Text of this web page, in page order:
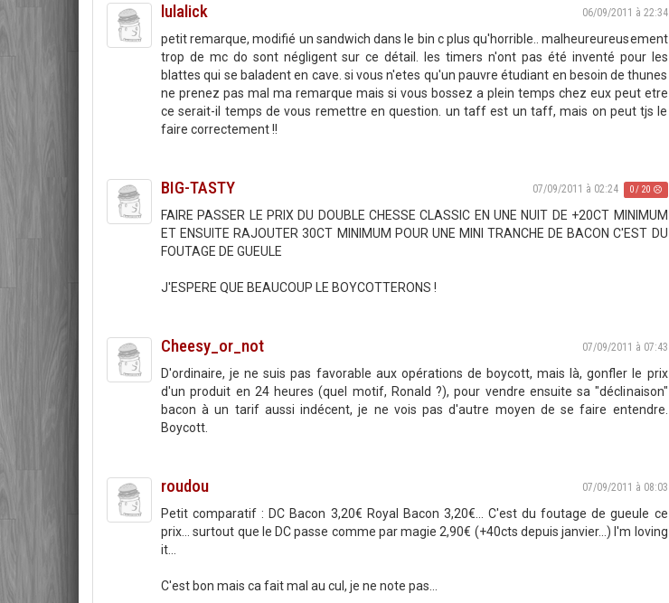
lulalick 06/09/2011 à 22:34
petit remarque, modifié un sandwich dans le bin c plus qu'horrible.. malheureureusement
trop de mc do sont négligent sur ce détail. les timers n'ont pas été inventé pour les
blattes qui se baladent en cave. si vous n'etes qu'un pauvre étudiant en besoin de thunes
ne prenez pas mal ma remarque mais si vous bossez a plein temps chez eux peut etre
ce serait-il temps de vous remettre en question. un taff est un taff, mais on peut tjs le
faire correctement !!
BIG-TASTY 07/09/2011 à 02:24 0 / 20
FAIRE PASSER LE PRIX DU DOUBLE CHESSE CLASSIC EN UNE NUIT DE +20CT MINIMUM
ET ENSUITE RAJOUTER 30CT MINIMUM POUR UNE MINI TRANCHE DE BACON C'EST DU
FOUTAGE DE GUEULE
J'ESPERE QUE BEAUCOUP LE BOYCOTTERONS !
Cheesy_or_not 07/09/2011 à 07:43
D'ordinaire, je ne suis pas favorable aux opérations de boycott, mais là, gonfler le prix
d'un produit en 24 heures (quel motif, Ronald ?), pour vendre ensuite sa "déclinaison"
bacon à un tarif aussi indécent, je ne vois pas d'autre moyen de se faire entendre.
Boycott.
roudou 07/09/2011 à 08:03
Petit comparatif : DC Bacon 3,20€ Royal Bacon 3,20€... C'est du foutage de gueule ce
prix... surtout que le DC passe comme par magie 2,90€ (+40cts depuis janvier...) I'm loving
it...
C'est bon mais ca fait mal au cul, je ne note pas...